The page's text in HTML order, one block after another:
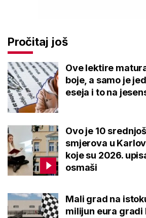
Pročitaj još
Ove lektire
boje, a samo je
eseja i to na
Ovo je 10
smjerova u
koje su 2026.
osmaši
Mali grad na
milijun eura gradi